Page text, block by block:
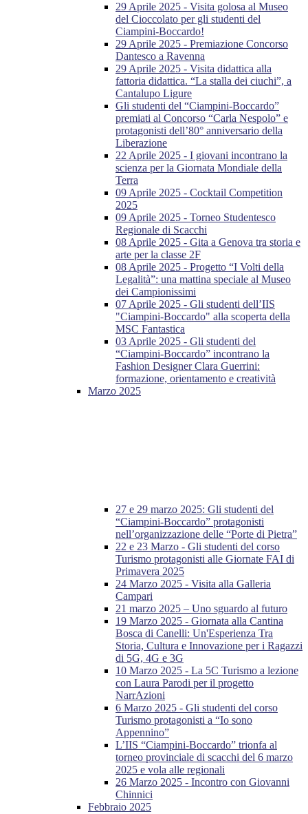
29 Aprile 2025 - Visita golosa al Museo
del Cioccolato per gli studenti del
Ciampini-Boccardo!
29 Aprile 2025 - Premiazione Concorso
Dantesco a Ravenna
29 Aprile 2025 - Visita didattica alla
fattoria didattica. “La stalla dei ciuchi”, a
Cantalupo Ligure
Gli studenti del “Ciampini-Boccardo”
premiati al Concorso “Carla Nespolo” e
protagonisti dell’80° anniversario della
Liberazione
22 Aprile 2025 - I giovani incontrano la
scienza per la Giornata Mondiale della
Terra
09 Aprile 2025 - Cocktail Competition
2025
09 Aprile 2025 - Torneo Studentesco
Regionale di Scacchi
08 Aprile 2025 - Gita a Genova tra storia e
arte per la classe 2F
08 Aprile 2025 - Progetto “I Volti della
Legalità”: una mattina speciale al Museo
dei Campionissimi
07 Aprile 2025 - Gli studenti dell’IIS
"Ciampini-Boccardo" alla scoperta della
MSC Fantastica
03 Aprile 2025 - Gli studenti del
“Ciampini-Boccardo” incontrano la
Fashion Designer Clara Guerrini:
formazione, orientamento e creatività
Marzo 2025
27 e 29 marzo 2025: Gli studenti del
“Ciampini-Boccardo” protagonisti
nell’organizzazione delle “Porte di Pietra”
22 e 23 Marzo - Gli studenti del corso
Turismo protagonisti alle Giornate FAI di
Primavera 2025
24 Marzo 2025 - Visita alla Galleria
Campari
21 marzo 2025 – Uno sguardo al futuro
19 Marzo 2025 - Giornata alla Cantina
Bosca di Canelli: Un'Esperienza Tra
Storia, Cultura e Innovazione per i Ragazzi
di 5G, 4G e 3G
10 Marzo 2025 - La 5C Turismo a lezione
con Laura Parodi per il progetto
NarrAzioni
6 Marzo 2025 - Gli studenti del corso
Turismo protagonisti a “Io sono
Appennino”
L’IIS “Ciampini-Boccardo” trionfa al
torneo provinciale di scacchi del 6 marzo
2025 e vola alle regionali
26 Marzo 2025 - Incontro con Giovanni
Chinnici
Febbraio 2025